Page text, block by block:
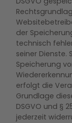
der
technisch
seiner Dienste.
Speicherung
erfolgt die
Grundlage
DSGVO und §
jederzeit